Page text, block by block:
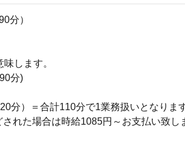
分）
します。
分)
分）＝合計110分で1業務扱いとなります
れた場合は時給1085円～お支払い致し